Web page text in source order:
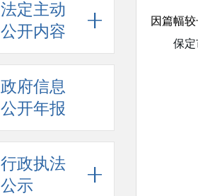
法定主动
公开内容
政府信息
公开年报
行政执法
公示
因篇幅
保定